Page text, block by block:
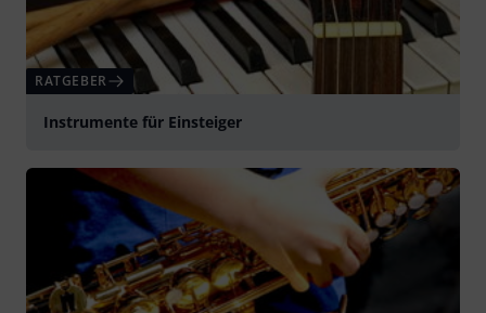
RATGEBER
Instrumente für Einsteiger